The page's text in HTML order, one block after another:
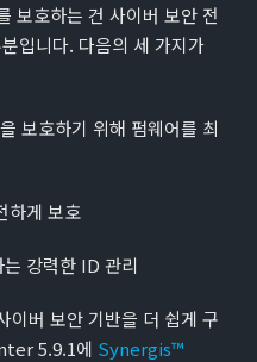
보호하는 건 사이버 보안 전
입니다. 다음의 세 가지가
보호하기 위해 펌웨어를 최
하게 보호
강력한 ID 관리
이버 보안 기반을 더 쉽게 구
5.9.1에 Synergis™